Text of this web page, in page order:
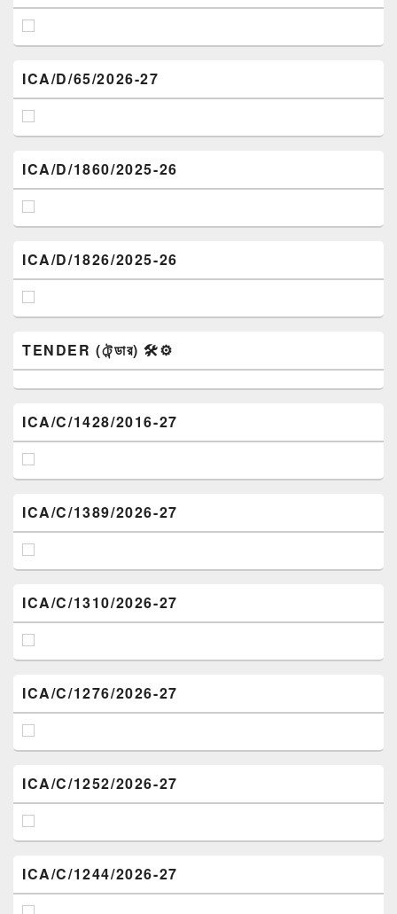
ICA/D/65/2026-27
ICA/D/1860/2025-26
ICA/D/1826/2025-26
TENDER (টেন্ডার) 🛠️⚙️
ICA/C/1428/2016-27
ICA/C/1389/2026-27
ICA/C/1310/2026-27
ICA/C/1276/2026-27
ICA/C/1252/2026-27
ICA/C/1244/2026-27